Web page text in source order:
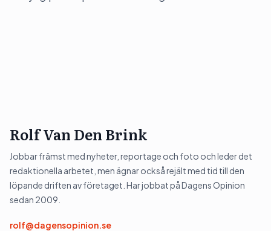
Rolf Van Den Brink
Jobbar främst med nyheter, reportage och foto och leder det
redaktionella arbetet, men ägnar också rejält med tid till den
löpande driften av företaget. Har jobbat på Dagens Opinion
sedan 2009.
rolf@dagensopinion.se